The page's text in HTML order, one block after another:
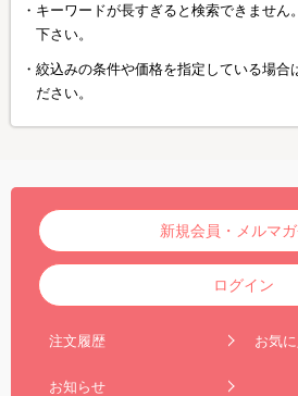
キーワードが長すぎると検索できません
下さい。
絞込みの条件や価格を指定している場合
ださい。
新規会員・メルマ
ログイン
注文履歴 お気
お知らせ